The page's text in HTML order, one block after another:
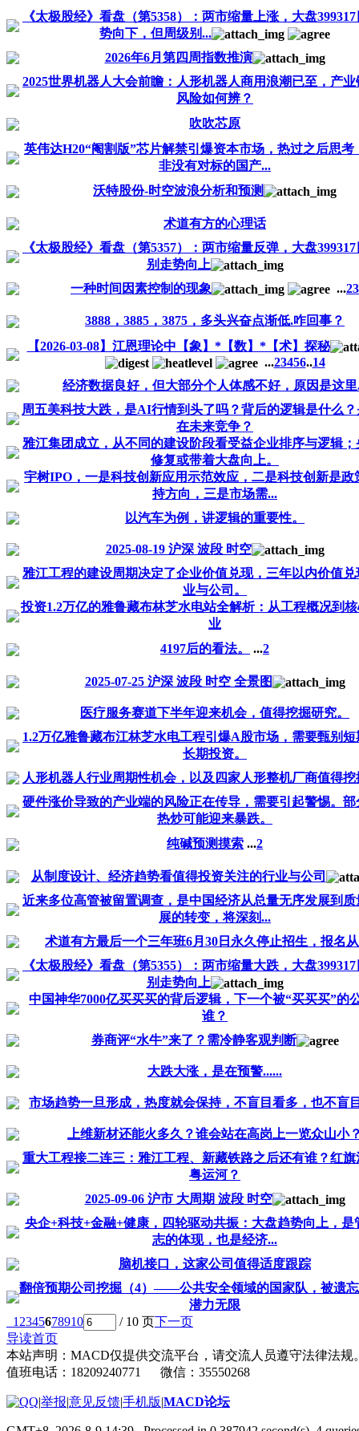
《太极股经》看盘（第5358）：两市缩量上涨，大盘
势向下，但周级别...
2026年6月第四周指数推演
2025世界机器人大会前瞻：人形机器人商用浪潮已至，产
风险如何辨？
吹吹芯原
英伟达H20“阉割版”芯片解禁引爆资本市场，热过之后思考
非没有对标的国产...
沃特股份-时空波浪分析和预测
术道有方的心理话
《太极股经》看盘（第5357）：两市缩量反弹，大盘
别走势向上
一种时间因素控制的现象
...23
3888，3885，3875，多头兴奋点渐低.咋回事？
【2026-03-08】江恩理论中【象】*【数】*【术】探秘
...23456..14
经济数据良好，但大部分个人体感不好，原因是这里
周五美科技大跌，是AI行情到头了吗？背后的逻辑是什么
在未来竞争？
雅江集团成立，从不同的建设阶段看受益企业排序与逻辑；
修复或带着大盘向上。
宇树IPO，一是科技创新应用示范效应，二是科技创新是政
持方向，三是市场需...
以汽车为例，讲逻辑的重要性。
2025-08-19 沪深 波段 时空
雅江工程的建设周期决定了企业价值兑现，三年以内价值兑
业与公司。
投资1.2万亿的雅鲁藏布林芝水电站全解析：从工程概况到
业
4197后的看法。
...2
2025-07-25 沪深 波段 时空 全景图
医疗服务赛道下半年迎来机会，值得挖掘研究。
1.2万亿雅鲁藏布江林芝水电工程引爆A股市场，需要甄别
长期投资。
人形机器人行业周期性机会，以及四家人形整机厂商值得
硬件涨价导致的产业端的风险正在传导，需要引起警惕。部
热炒可能迎来暴跌。
纯碱预测摸索 ...2
从制度设计、经济趋势看值得投资关注的行业与公司
近来多位高管被留置调查，是中国经济从总量无序发展到质
展的转变，将深刻...
术道有方最后一个三年班6月30日永久停止招生，报名
《太极股经》看盘（第5355）：两市缩量大跌，大盘
别走势向上
中国神华7000亿买买买的背后逻辑，下一个被“买买买”的
谁？
券商评“水牛”来了？需冷静客观判断
大跌大涨，是在预警......
市场趋势一旦形成，热度就会保持，不盲目看多，也不盲
上维新材还能火多久？谁会站在高岗上一览众山小
重大工程接二连三：雅江工程、新藏铁路之后还有谁？红旗
粤运河？
2025-09-06 沪市 大周期 波段 时空
央企+科技+金融+健康，四轮驱动共振：大盘趋势向上，是
志的体现，也是经济...
脑机接口，这家公司值得适度跟踪
翻倍预期公司挖掘（4）——公共安全领域的国家队，被遗
潜力无限
1 2345678910 / 10 页下一页
导读首页
本站声明：MACD仅提供交流平台，请交流人员遵守法律法规
值班电话：18209240771 微信：35550268
|举报|意见反馈|手机版|MACD论坛